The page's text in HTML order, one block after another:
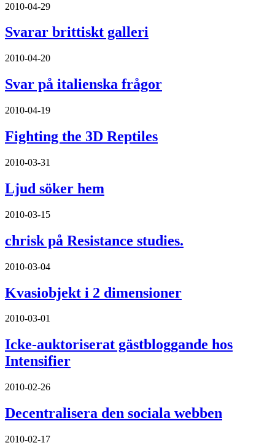
2010-04-29
Svarar brittiskt galleri
2010-04-20
Svar på italienska frågor
2010-04-19
Fighting the 3D Reptiles
2010-03-31
Ljud söker hem
2010-03-15
chrisk på Resistance studies.
2010-03-04
Kvasiobjekt i 2 dimensioner
2010-03-01
Icke-auktoriserat gästbloggande hos
Intensifier
2010-02-26
Decentralisera den sociala webben
2010-02-17